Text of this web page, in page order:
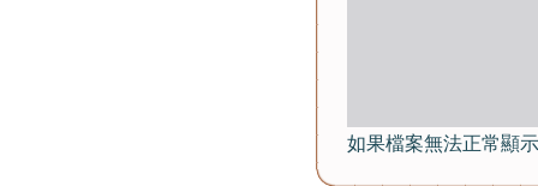
如果檔案無法正常顯